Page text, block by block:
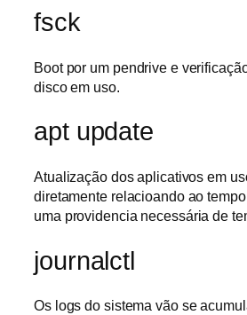
fsck
Boot por um pendrive e
disco em uso.
apt update
Atualização dos aplicativos em
diretamente relacioando ao
uma providencia necessária de
journalctl
Os logs do sistema vão se